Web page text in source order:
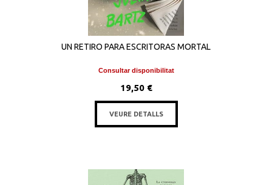
UN RETIRO PARA ESCRITORAS MORTAL
Consultar disponibilitat
19,50 €
VEURE DETALLS